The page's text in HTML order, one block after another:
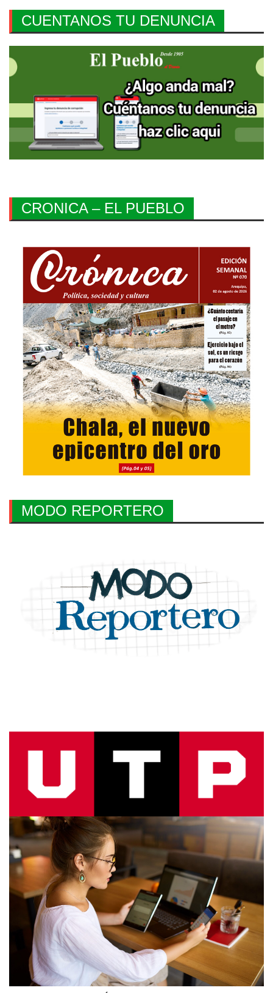
CUENTANOS TU DENUNCIA
CRONICA – EL PUEBLO
MODO REPORTERO